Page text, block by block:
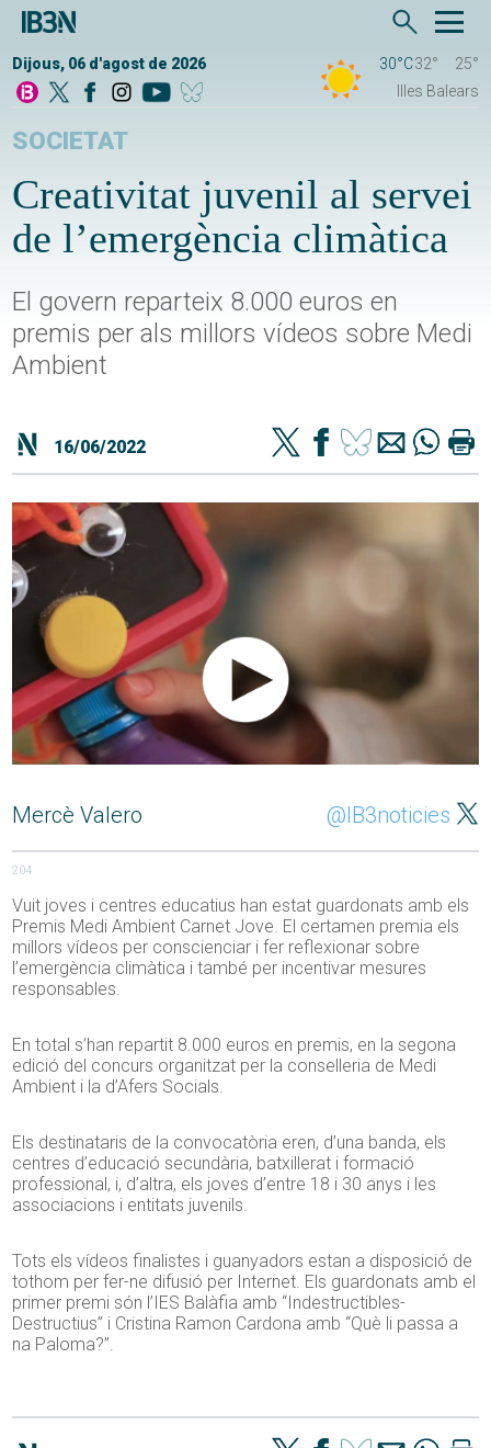
Dijous, 06 d'agost de 2026 30°C32°
25°
Illes Balears
SOCIETAT
Creativitat juvenil al servei
de l’emergència climàtica
El govern reparteix 8.000 euros en
premis per als millors vídeos sobre Medi
Ambient
16/06/2022
Mercè Valero @IB3noticies
204
Vuit joves i centres educatius han estat guardonats amb els
Premis Medi Ambient Carnet Jove. El certamen premia els
millors vídeos per conscienciar i fer reflexionar sobre
l’emergència climàtica i també per incentivar mesures
responsables.
En total s’han repartit 8.000 euros en premis, en la segona
edició del concurs organitzat per la conselleria de Medi
Ambient i la d’Afers Socials.
Els destinataris de la convocatòria eren, d’una banda, els
centres d’educació secundària, batxillerat i formació
professional, i, d’altra, els joves d’entre 18 i 30 anys i les
associacions i entitats juvenils.
Tots els vídeos finalistes i guanyadors estan a disposició de
tothom per fer-ne difusió per Internet. Els guardonats amb el
primer premi són l’IES Balàfia amb “Indestructibles-
Destructius” i Cristina Ramon Cardona amb “Què li passa a
na Paloma?”.